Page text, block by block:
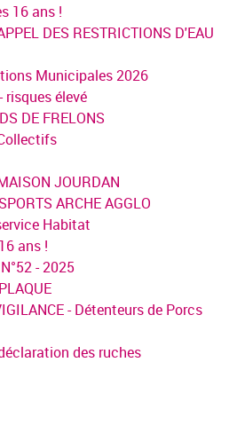
16 ans !
DES RESTRICTIONS D'EAU
Municipales 2026
risques élevé
DE FRELONS
JOURDAN
ARCHE AGGLO
Habitat
ans !
- 2025
- Détenteurs de Porcs
des ruches